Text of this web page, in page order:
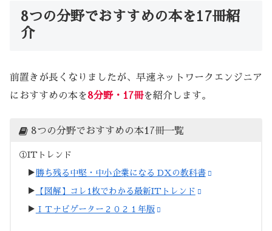
8つの分野でおすすめの本を17冊紹
介
前置きが長くなりましたが、早速ネットワークエンジニア
におすすめの本を8分野・17冊を紹介します。
8つの分野でおすすめの本17冊一覧
①ITトレンド
▶︎勝ち残る中堅・中小企業になる DXの教科書
▶︎ 【図解】コレ1枚でわかる最新ITトレンド
▶︎ ＩＴナビゲーター２０２１年版